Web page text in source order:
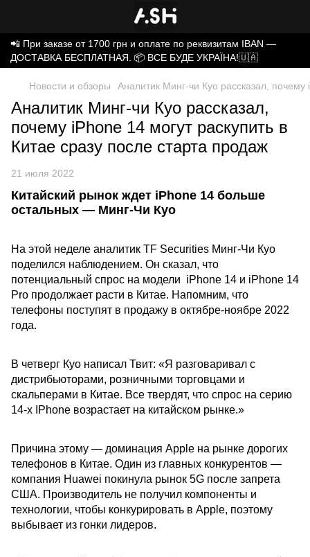
📲 При заказе от 1700 грн и оплате по реквизитам IBAN —
ДОСТАВКА БЕСПЛАТНАЯ. 📦 ВСЕ БУДЕ УКРАЇНА!🇺🇦
Новости и обзоры Аналитик Минг-чи Куо рассказал, почему
Аналитик Минг-чи Куо рассказал,
почему iPhone 14 могут раскупить в
Китае сразу после старта продаж
21 июля 2022
Китайский рынок ждет iPhone 14 больше
остальных — Минг-Чи Куо
На этой неделе аналитик TF Securities Минг-Чи Куо
поделился наблюдением. Он сказал, что
потенциальный спрос на модели iPhone 14 и iPhone 14
Pro продолжает расти в Китае. Напомним, что
телефоны поступят в продажу в октябре-ноябре 2022
года.
В четверг Куо написал Твит: «Я разговаривал с
дистрибьюторами, розничными торговцами и
скальперами в Китае. Все твердят, что спрос на серию
14-х IPhone возрастает на китайском рынке.»
Причина этому — доминация Apple на рынке дорогих
телефонов в Китае. Один из главных конкурентов —
компания Huawei покинула рынок 5G после запрета
США. Производитель не получил компоненты и
технологии, чтобы конкурировать в Apple, поэтому
выбывает из гонки лидеров.